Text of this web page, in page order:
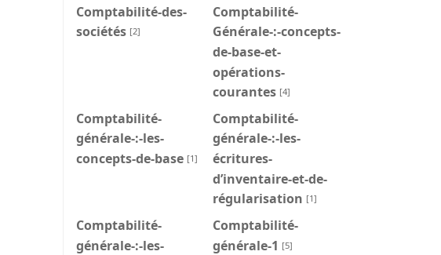
Comptabilité-des-
sociétés [2]
Comptabilité-
Générale-:-concepts-
de-base-et-
opérations-
courantes [4]
Comptabilité-
générale-:-les-
concepts-de-base [1]
Comptabilité-
générale-:-les-
écritures-
d’inventaire-et-de-
régularisation [1]
Comptabilité-
générale-:-les-
Comptabilité-
générale-1 [5]